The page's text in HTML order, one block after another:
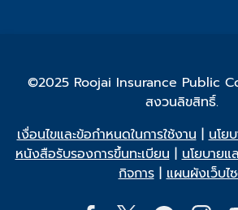
©2025 Roojai Insurance Public
สงวนลิขสิทธิ์.
เงื่อนไขและข้อกำหนดในการใช้งาน|นโย
หนังสือรับรองการขึ้นทะเบียน|นโยบายแ
กิจการ|แผนผังเว็บไ